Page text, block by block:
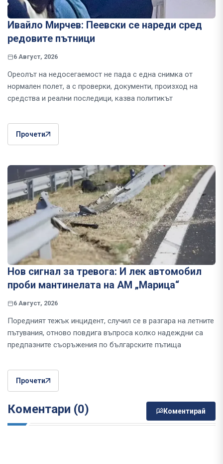
Ивайло Мирчев: Пеевски се нареди сред
редовите пътници
6 Август, 2026
Ореолът на недосегаемост не пада с една снимка от
нормален полет, а с проверки, документи, произход на
средства и реални последици, казва политикът
Прочети
Нов сигнал за тревога: И лек автомобил
проби мантинелата на АМ „Марица“
6 Август, 2026
Поредният тежък инцидент, случил се в разгара на летните
пътувания, отново повдига въпроса колко надеждни са
предпазните съоръжения по българските пътища
Прочети
Коментари (0) Коментирай